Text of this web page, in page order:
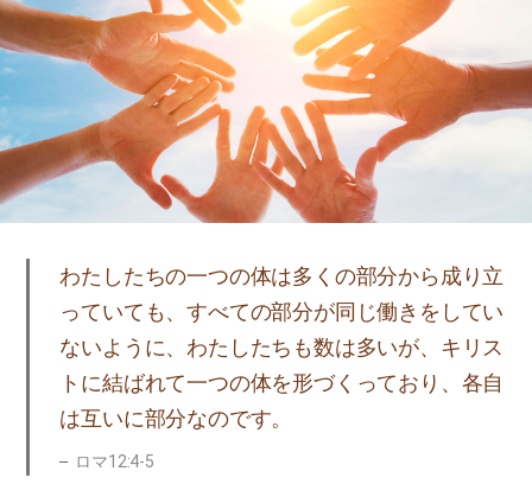
わたしたちの一つの体は多くの部分から成り立
っていても、すべての部分が同じ働きをしてい
ないように、わたしたちも数は多いが、キリス
トに結ばれて一つの体を形づくっており、各自
は互いに部分なのです。
ロマ12:4-5